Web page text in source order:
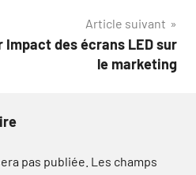
Article suivant
des écrans LED sur
le marketing
pas publiée. Les champs